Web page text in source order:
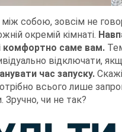
між собою, зовсім не
окремій кімнаті.
комфортно саме вам.
відключати,
час запуску.
всього лише
чи не так?